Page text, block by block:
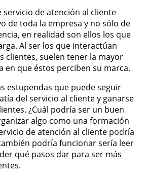
servicio de atención al cliente
de toda la empresa y no sólo de
en realidad son ellos los que
Al ser los que interactúan
clientes, suelen tener la mayor
en que éstos perciben su marca.
estupendas que puede seguir
del servicio al cliente y ganarse
¿Cuál podría ser un buen
algo como una formación
de atención al cliente podría
podría funcionar sería leer
qué pasos dar para ser más